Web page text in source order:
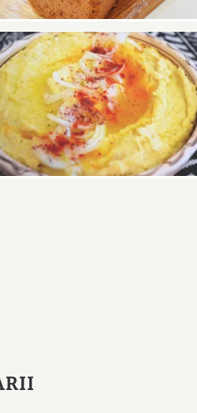
Rețetă: Hummus simplu